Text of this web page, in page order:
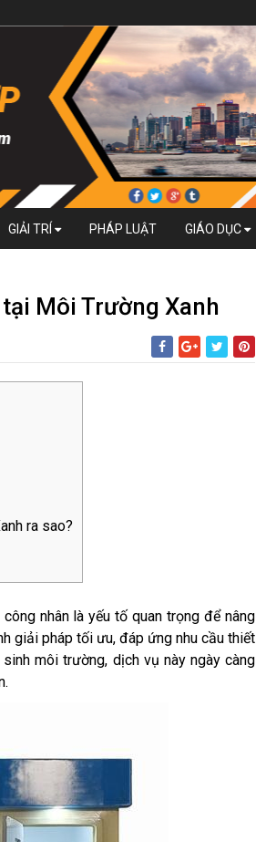
GIẢI TRÍ PHÁP LUẬT GIÁO DỤC
Môi Trường Xanh
ra sao?
nhân là yếu tố quan trọng để nâng
giải pháp tối ưu, đáp ứng nhu cầu thiết
môi trường, dịch vụ này ngày càng